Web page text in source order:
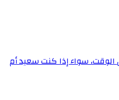
سواء إذا كنت سعيد أم